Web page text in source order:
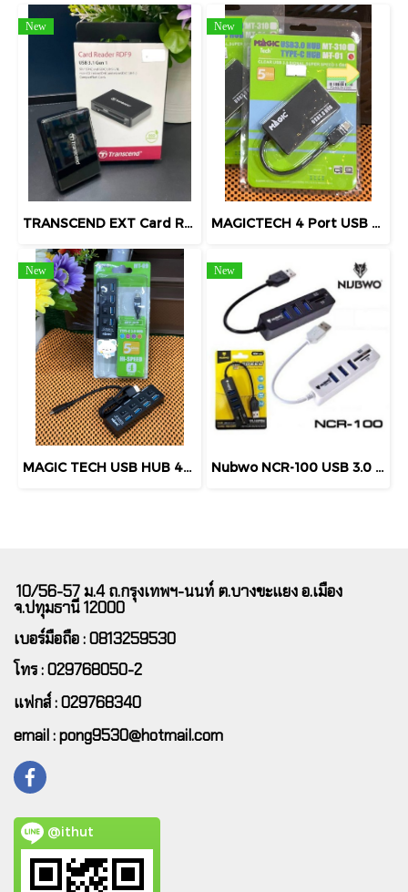
New
TRANSCEND EXT Card Reader V3.1 TRANSCEND (TCN-TS-RDF9K2) Multiple Card Reader External การ์ดรีดเดอร์พกพา Black
New
MAGICTECH 4 Port USB HUB v3.0 MAGICTECH MT01 Type-C (Black)
New
MAGIC TECH USB HUB 4P V.3.0 รุ่น MT-09 Input Port 1 x USB Type-C - Output Port 4 x USB Black
New
Nubwo NCR-100 USB 3.0 HUB 3 Port + Card Reader SD, TF
10/56-57 ม.4 ถ.กรุงเทพฯ-นนท์ ต.บางขะแยง อ.เมือง
จ.ปทุมธานี 12000
เบอร์มือถือ : 0813259530
โทร : 029768050-2
แฟกส์ : 029768340
email : pong9530@hotmail.com
@ithut